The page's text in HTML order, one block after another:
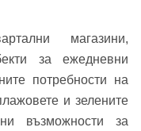
магазини,
за ежедневни
потребности на
и зелените
възможности за